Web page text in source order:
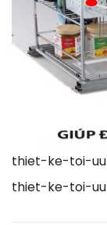
thiet-ke-toi-
thiet-ke-toi-